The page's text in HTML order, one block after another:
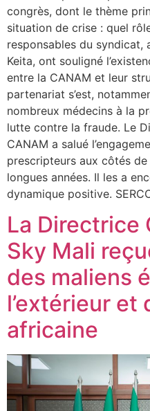
congrès, dont le thème
situation de crise : quel
responsables du syndicat,
Keita, ont souligné
entre la CANAM et leur
partenariat s’est,
nombreux médecins à la
lutte contre la fraude. Le
CANAM a salué
prescripteurs aux côtés
longues années. Il les a
dynamique positive.
La Directrice
Sky Mali
des maliens
l’extérieur et
africaine